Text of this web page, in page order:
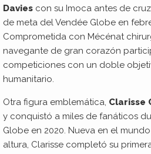
Davies con su Imoca antes de
de meta del Vendée Globe en
Comprometida con Mécénat
navegante de gran corazón
competiciones con un doble
humanitario.
Otra figura emblemática, Clarisse
y conquistó a miles de fanáticos
Globe en 2020. Nueva en el
altura, Clarisse completó su